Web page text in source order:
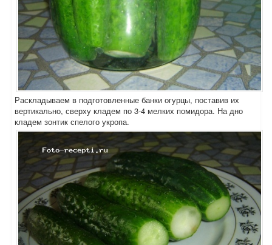
Раскладываем в подготовленные банки огурцы, поставив их
вертикально, сверху кладем по 3-4 мелких помидора. На дно
кладем зонтик спелого укропа.